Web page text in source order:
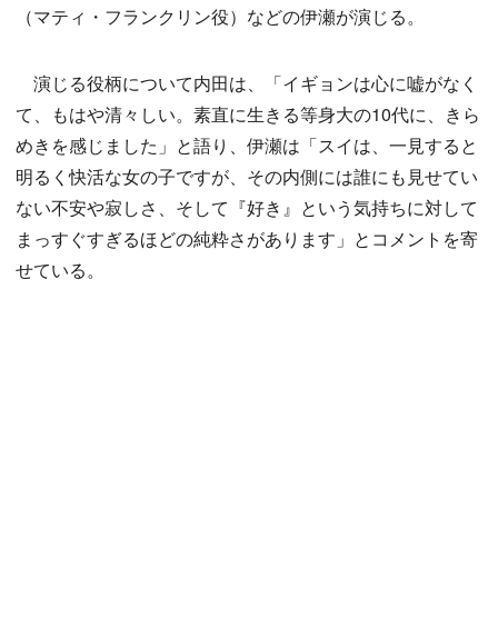
（マティ・フランクリン役）などの伊瀬が演じる。
演じる役柄について内田は、「イギョンは心に嘘がなく
て、もはや清々しい。素直に生きる等身大の10代に、きら
めきを感じました」と語り、伊瀬は「スイは、一見すると
明るく快活な女の子ですが、その内側には誰にも見せてい
ない不安や寂しさ、そして『好き』という気持ちに対して
まっすぐすぎるほどの純粋さがあります」とコメントを寄
せている。